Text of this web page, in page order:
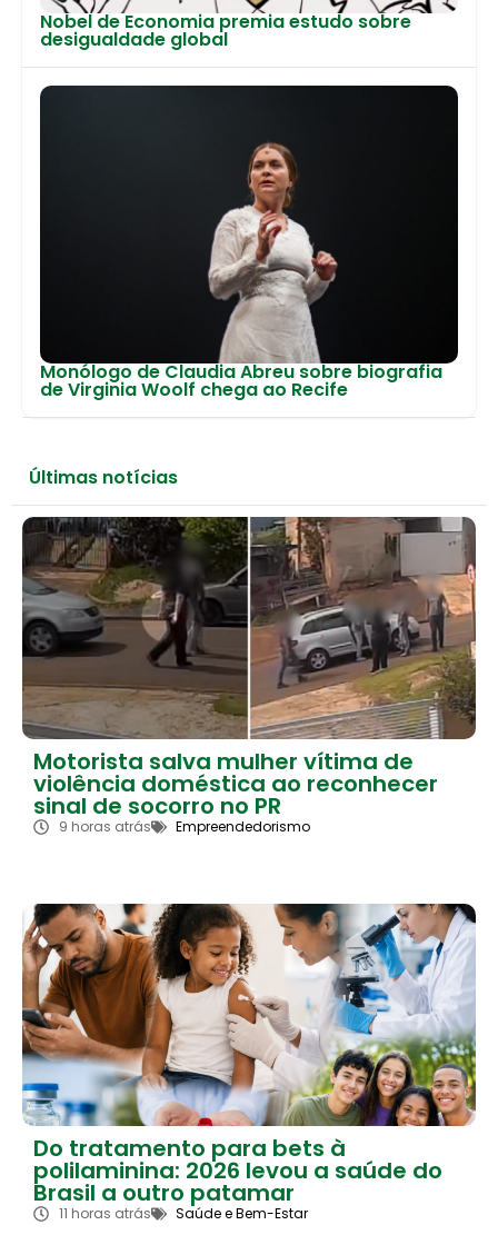
Nobel de Economia premia estudo sobre
desigualdade global
Monólogo de Claudia Abreu sobre biografia
de Virginia Woolf chega ao Recife
Últimas notícias
Motorista salva mulher vítima de
violência doméstica ao reconhecer
sinal de socorro no PR
9 horas atrás Empreendedorismo
Do tratamento para bets à
polilaminina: 2026 levou a saúde do
Brasil a outro patamar
11 horas atrás Saúde e Bem-Estar